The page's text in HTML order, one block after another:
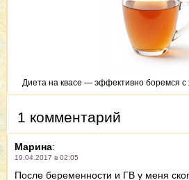
Диета на квасе — эффективно боремся
1 комментарий
Марина:
19.04.2017 в 02:05
После беременности и ГВ у меня